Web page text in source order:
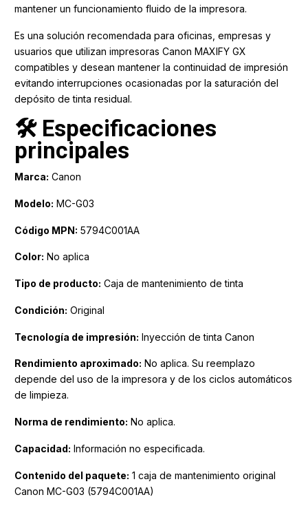
mantener un funcionamiento fluido de la impresora.
Es una solución recomendada para oficinas, empresas y
usuarios que utilizan impresoras Canon MAXIFY GX
compatibles y desean mantener la continuidad de impresión
evitando interrupciones ocasionadas por la saturación del
depósito de tinta residual.
🛠️ Especificaciones
principales
Marca: Canon
Modelo: MC-G03
Código MPN: 5794C001AA
Color: No aplica
Tipo de producto: Caja de mantenimiento de tinta
Condición: Original
Tecnología de impresión: Inyección de tinta Canon
Rendimiento aproximado: No aplica. Su reemplazo
depende del uso de la impresora y de los ciclos automáticos
de limpieza.
Norma de rendimiento: No aplica.
Capacidad: Información no especificada.
Contenido del paquete: 1 caja de mantenimiento original
Canon MC-G03 (5794C001AA)